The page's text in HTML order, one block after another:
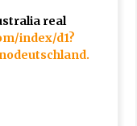
real
index/d1?